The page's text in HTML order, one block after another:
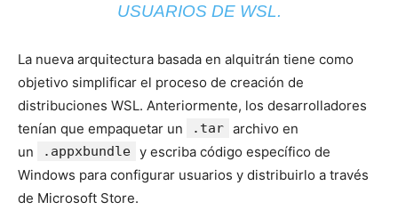
USUARIOS DE WSL.
La nueva arquitectura basada en alquitrán tiene como
objetivo simplificar el proceso de creación de
distribuciones WSL. Anteriormente, los desarrolladores
tenían que empaquetar un
.tar archivo en
un
.appxbundle y escriba código específico de
Windows para configurar usuarios y distribuirlo a través
de Microsoft Store.